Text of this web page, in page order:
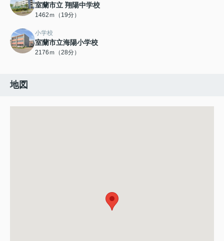
室蘭市立 翔陽中学校
1462ｍ（19分）
小学校
室蘭市立海陽小学校
2176ｍ（28分）
地図